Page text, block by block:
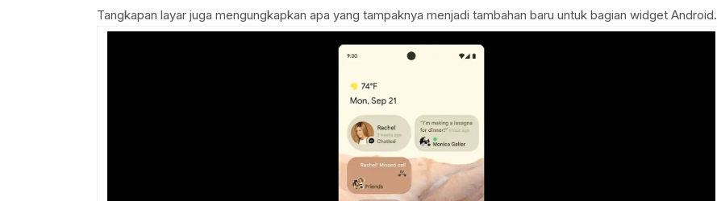
Tangkapan layar juga mengungkapkan apa yang tampaknya menjadi tambahan baru untuk bagian widget Android.